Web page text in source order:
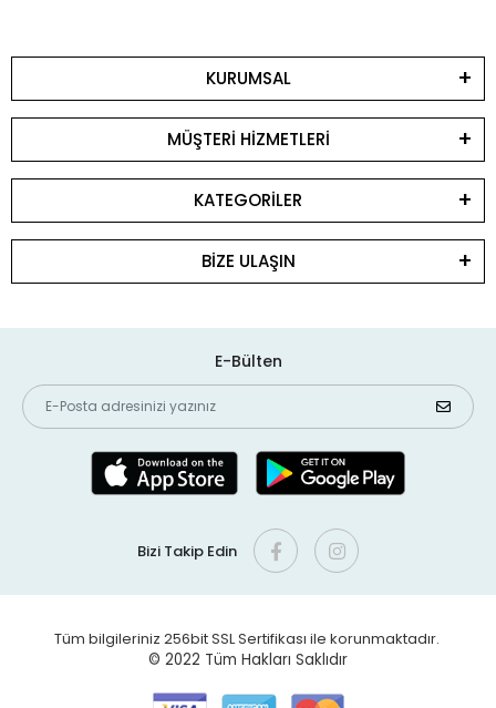
KURUMSAL
MÜŞTERİ HİZMETLERİ
KATEGORİLER
BİZE ULAŞIN
E-Bülten
Bizi Takip Edin
Tüm bilgileriniz 256bit SSL Sertifikası ile korunmaktadır.
© 2022 Tüm Hakları Saklıdır